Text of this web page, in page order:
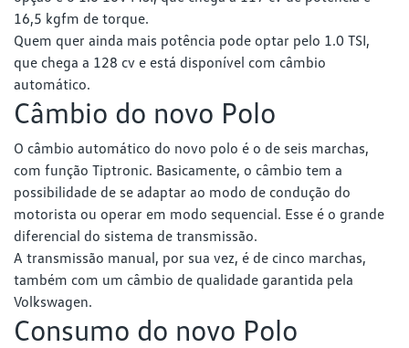
16,5 kgfm de torque.
Quem quer ainda mais potência pode optar pelo 1.0 TSI,
que chega a 128 cv e está disponível com câmbio
automático.
Câmbio do novo Polo
O câmbio automático do novo polo é o de seis marchas,
com função Tiptronic. Basicamente, o câmbio tem a
possibilidade de se adaptar ao modo de condução do
motorista ou operar em modo sequencial. Esse é o grande
diferencial do sistema de transmissão.
A transmissão manual, por sua vez, é de cinco marchas,
também com um câmbio de qualidade garantida pela
Volkswagen.
Consumo do novo Polo